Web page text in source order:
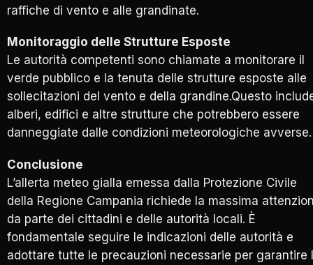
raffiche di vento e alle grandinate.
Monitoraggio delle Strutture Esposte
Le autorità competenti sono chiamate a monitorare il
verde pubblico e la tenuta delle strutture esposte alle
sollecitazioni del vento e della grandine.Questo
alberi, edifici e altre strutture che potrebbero essere
danneggiate dalle condizioni meteorologiche avverse.
Conclusione
L’allerta meteo gialla emessa dalla Protezione Civile
della Regione Campania richiede la massima
da parte dei cittadini e delle autorità locali. È
fondamentale seguire le indicazioni delle autorità e
adottare tutte le precauzioni necessarie per garantire